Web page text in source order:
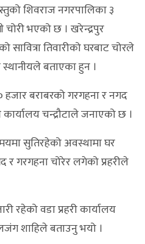
शिवराज नगरपालिका ३
चोरी भएको छ । खरेन्द्रपुर
तिवारीको घरबाट चोरले
बताएका हुन ।
बराबरको गरगहना र नगद
चन्द्रौटाले जनाएको छ ।
सुतिरहेको अवस्थामा घर
र गरगहना चोरेर लगेको प्रहरीले
रहेको वडा प्रहरी कार्यालय
शाहिले बताउनु भयो ।